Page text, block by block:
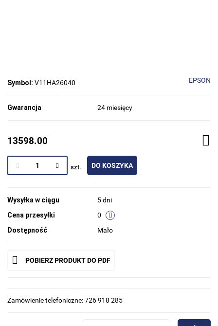
Symbol: V11HA26040 EPSON
Gwarancja 24 miesięcy
13598.00
szt. DO KOSZYKA
Wysyłka w ciągu
5 dni
Cena przesyłki
0
Dostępność
Mało
POBIERZ PRODUKT DO PDF
Zamówienie telefoniczne: 726 918 285